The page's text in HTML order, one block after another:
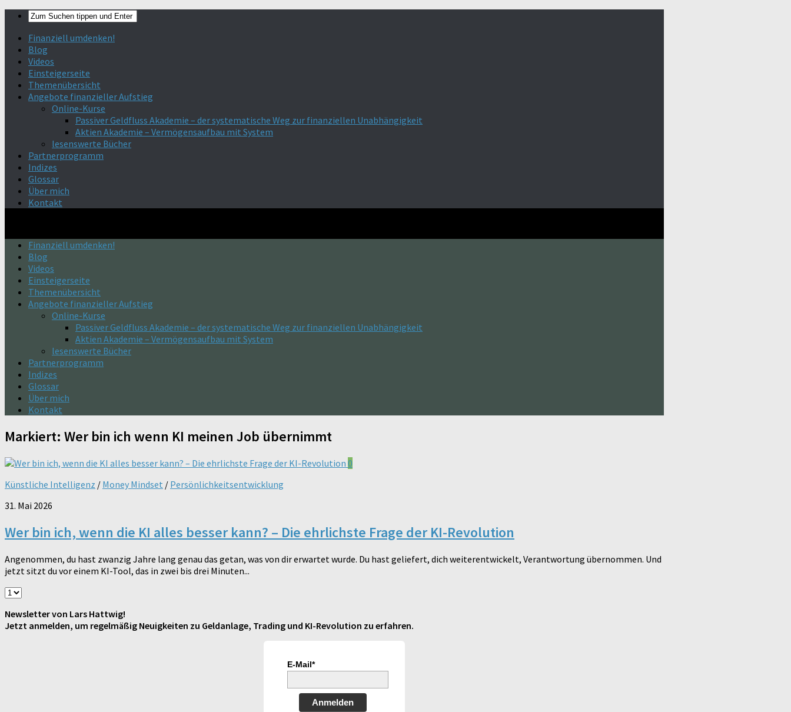
Finanziell umdenken!
Blog
Videos
Einsteigerseite
Themenübersicht
Angebote finanzieller Aufstieg
Online-Kurse
Passiver Geldfluss Akademie – der systematische Weg zur finanziellen Unabhängigkeit
Aktien Akademie – Vermögensaufbau mit System
lesenswerte Bücher
Partnerprogramm
Indizes
Glossar
Über mich
Kontakt
Finanziell umdenken!
Blog
Videos
Einsteigerseite
Themenübersicht
Angebote finanzieller Aufstieg
Online-Kurse
Passiver Geldfluss Akademie – der systematische Weg zur finanziellen Unabhängigkeit
Aktien Akademie – Vermögensaufbau mit System
lesenswerte Bücher
Partnerprogramm
Indizes
Glossar
Über mich
Kontakt
Markiert: Wer bin ich wenn KI meinen Job übernimmt
0
Künstliche Intelligenz / Money Mindset / Persönlichkeitsentwicklung
31. Mai 2026
Wer bin ich, wenn die KI alles besser kann? – Die ehrlichste Frage der KI-Revolution
Angenommen, du hast zwanzig Jahre lang genau das getan, was von dir erwartet wurde. Du hast geliefert, dich weiterentwickelt, Verantwortung übernommen. Und
jetzt sitzt du vor einem KI-Tool, das in zwei bis drei Minuten...
Newsletter von Lars Hattwig!
Jetzt anmelden, um regelmäßig Neuigkeiten zu Geldanlage, Trading und KI-Revolution zu erfahren.
E-Mail*
Anmelden